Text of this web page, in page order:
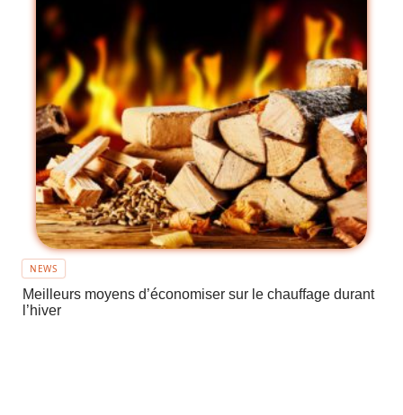
NEWS
Meilleurs moyens d’économiser sur le chauffage durant
l’hiver